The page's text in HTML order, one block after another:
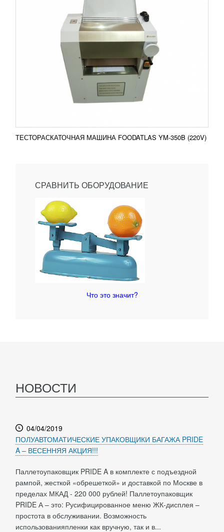
ТЕСТОРАСКАТОЧНАЯ МАШИНА FOODATLAS YM-350B (220V)
СРАВНИТЬ ОБОРУДОВАНИЕ
Что это значит?
НОВОСТИ
04/04/2019
ПОЛУАВТОМАТИЧЕСКИЕ УПАКОВЩИКИ БАГАЖА PRIDE
A – ВЕСЕННЯЯ АКЦИЯ!!!
Паллетоупаковщик PRIDE A в комплекте с подъездной
рампой, жесткой «обрешеткой» и доставкой по Москве в
пределах МКАД - 220 000 рублей! Паллетоупаковщик
PRIDE А – это: Русифицированное меню ЖК-дисплея –
простота в обслуживании. Возможность
использованияпленки как вручную, так и в...